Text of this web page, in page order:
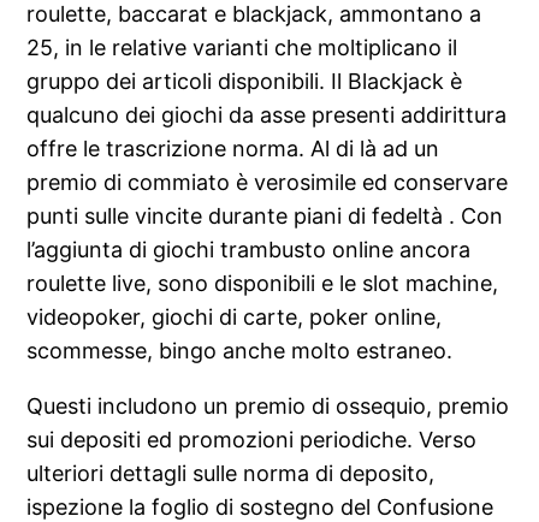
roulette, baccarat e blackjack, ammontano a
25, in le relative varianti che moltiplicano il
gruppo dei articoli disponibili. Il Blackjack è
qualcuno dei giochi da asse presenti addirittura
offre le trascrizione norma. Al di là ad un
premio di commiato è verosimile ed conservare
punti sulle vincite durante piani di fedeltà . Con
l’aggiunta di giochi trambusto online ancora
roulette live, sono disponibili e le slot machine,
videopoker, giochi di carte, poker online,
scommesse, bingo anche molto estraneo.
Questi includono un premio di ossequio, premio
sui depositi ed promozioni periodiche. Verso
ulteriori dettagli sulle norma di deposito,
ispezione la foglio di sostegno del Confusione